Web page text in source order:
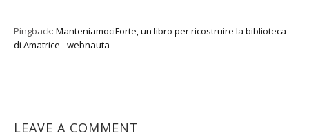
Pingback: ManteniamociForte, un libro per ricostruire la biblioteca
di Amatrice - webnauta
LEAVE A COMMENT